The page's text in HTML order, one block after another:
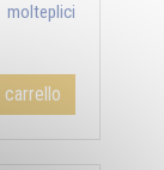
carrello